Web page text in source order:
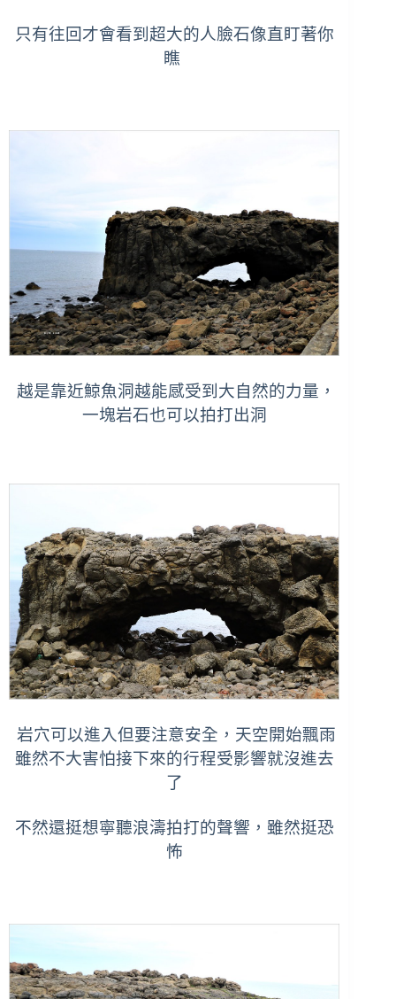
只有往回才會看到超大的人臉石像直盯著你
瞧
越是靠近鯨魚洞越能感受到大自然的力量，
一塊岩石也可以拍打出洞
岩穴可以進入但要注意安全，天空開始飄雨
雖然不大害怕接下來的行程受影響就沒進去
了
不然還挺想寧聽浪濤拍打的聲響，雖然挺恐
怖